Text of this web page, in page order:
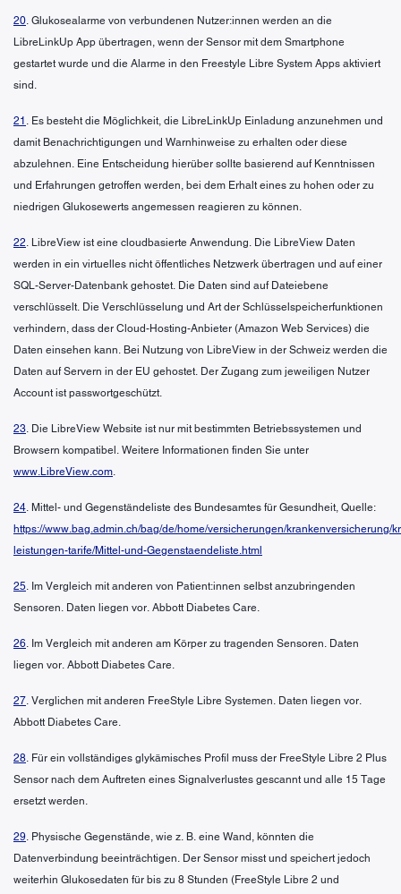
20. Glukosealarme von verbundenen Nutzer:innen werden an die
LibreLinkUp App übertragen, wenn der Sensor mit dem Smartphone
gestartet wurde und die Alarme in den Freestyle Libre System Apps aktiviert
sind.
21 . Es besteht die Möglichkeit, die LibreLinkUp Einladung anzunehmen und
damit Benachrichtigungen und Warnhinweise zu erhalten oder diese
abzulehnen. Eine Entscheidung hierüber sollte basierend auf Kenntnissen
und Erfahrungen getroffen werden, bei dem Erhalt eines zu hohen oder zu
niedrigen Glukosewerts angemessen reagieren zu können.
22. LibreView ist eine cloudbasierte Anwendung. Die LibreView Daten
werden in ein virtuelles nicht öffentliches Netzwerk übertragen und auf einer
SQL-Server-Datenbank gehostet. Die Daten sind auf Dateiebene
verschlüsselt. Die Verschlüsselung und Art der Schlüsselspeicherfunktionen
verhindern, dass der Cloud-Hosting-Anbieter (Amazon Web Services) die
Daten einsehen kann. Bei Nutzung von LibreView in der Schweiz werden die
Daten auf Servern in der EU gehostet. Der Zugang zum jeweiligen Nutzer
Account ist passwortgeschützt.
23. Die LibreView Website ist nur mit bestimmten Betriebssystemen und
Browsern kompatibel. Weitere Informationen finden Sie unter
www.LibreView.com.
24. Mittel- und Gegenständeliste des Bundesamtes für Gesundheit, Quelle:
https://www.bag.admin.ch/bag/de/home/versicherungen/krankenversicherung/
leistungen-tarife/Mittel-und-Gegenstaendeliste.html
25. Im Vergleich mit anderen von Patient:innen selbst anzubringenden
Sensoren. Daten liegen vor. Abbott Diabetes Care.
26. Im Vergleich mit anderen am Körper zu tragenden Sensoren. Daten
liegen vor. Abbott Diabetes Care.
27. Verglichen mit anderen FreeStyle Libre Systemen. Daten liegen vor.
Abbott Diabetes Care.
28. Für ein vollständiges glykämisches Profil muss der FreeStyle Libre 2 Plus
Sensor nach dem Auftreten eines Signalverlustes gescannt und alle 15 Tage
ersetzt werden.
29. Physische Gegenstände, wie z. B. eine Wand, könnten die
Datenverbindung beeinträchtigen. Der Sensor misst und speichert jedoch
weiterhin Glukosedaten für bis zu 8 Stunden (FreeStyle Libre 2 und